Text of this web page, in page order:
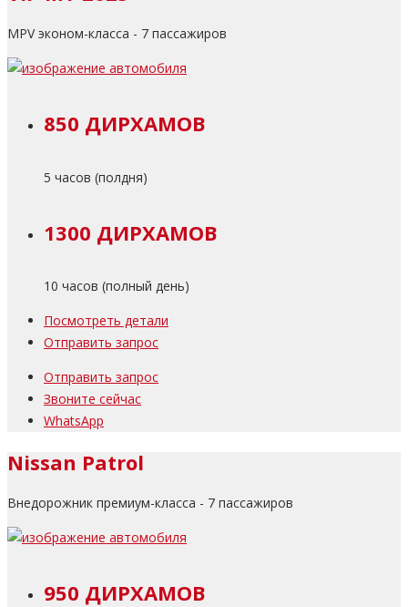
MPV эконом-класса - 7 пассажиров
850 ДИРХАМОВ
5 часов (полдня)
1300 ДИРХАМОВ
10 часов (полный день)
Посмотреть детали
Отправить запрос
Отправить запрос
Звоните сейчас
WhatsApp
Nissan Patrol
Внедорожник премиум-класса - 7 пассажиров
950 ДИРХАМОВ